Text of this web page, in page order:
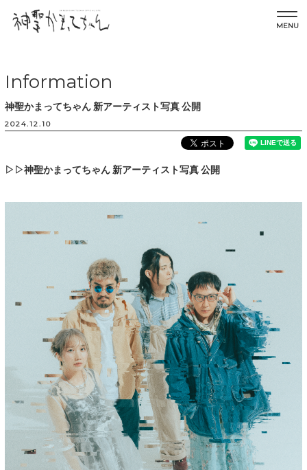
MENU
Information
神聖かまってちゃん 新アーティスト写真 公開
2024.12.10
▷▷神聖かまってちゃん 新アーティスト写真 公開